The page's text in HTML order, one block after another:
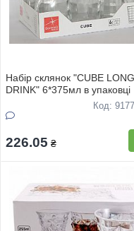
Набiр склянок "СUBE LONG
DRINK" 6*375мл в упаковцi
Код:
226.05 ₴